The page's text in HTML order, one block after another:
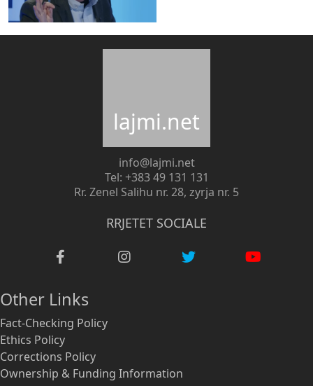
lajmi.net
info@lajmi.net
Tel: +383 49 131 131
Rr. Zenel Salihu nr. 28, zyrja nr. 5
RRJETET SOCIALE
Other Links
Fact-Checking Policy
Ethics Policy
Corrections Policy
Ownership & Funding Information